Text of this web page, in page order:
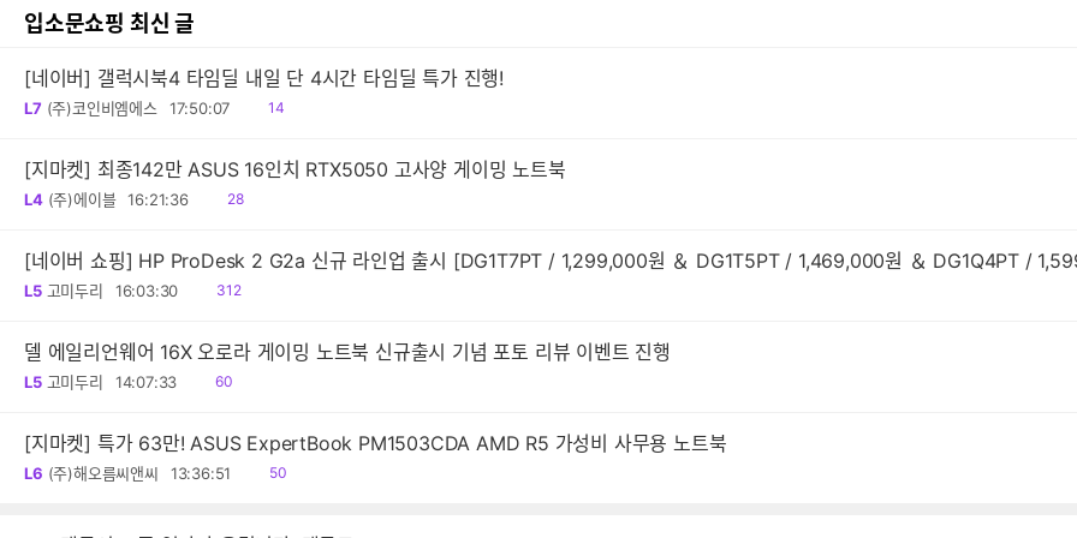
입소문쇼핑 최신 글
[네이버] 갤럭시북4 타임딜 내일 단 4시간 타임딜 특가 진행!
L7 (주)코인비엠에스 17:50:07
읽
14
[지마켓] 최종142만 ASUS 16인치 RTX5050 고사양 게이밍 노트북
L4 (주)에이블 16:21:36
읽
28
[네이버 쇼핑] HP ProDesk 2 G2a 신규 라인업 출시 [DG1T7PT / 1,299,000원 ＆ DG1T5PT / 1,469,000원
L5 고미두리 16:03:30
읽
312
델 에일리언웨어 16X 오로라 게이밍 노트북 신규출시 기념 포토 리뷰 이벤트 진행
L5 고미두리 14:07:33
읽
60
[지마켓] 특가 63만! ASUS ExpertBook PM1503CDA AMD R5 가성비 사무용 노트북
L6 (주)해오름씨앤씨 13:36:51
읽
50